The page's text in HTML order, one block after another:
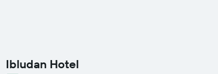
Ibludan Hotel